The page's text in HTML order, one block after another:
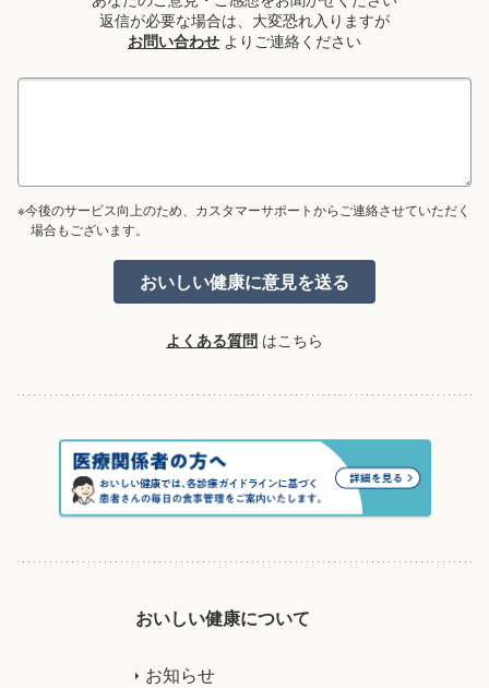
返信が必要な場合は、大変恐れ入りますが
お問い合わせ よりご連絡ください
※今後のサービス向上のため、カスタマーサポートからご連絡させていただく
場合もございます。
よくある質問 はこちら
おいしい健康について
お知らせ